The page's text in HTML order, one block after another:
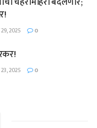
2025 0
2025 0